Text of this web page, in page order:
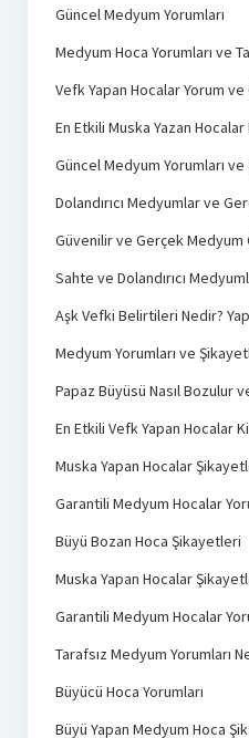
Güncel Medyum Yorumları
Medyum Hoca Yorumları ve
Vefk Yapan Hocalar Yorum
En Etkili Muska Yazan Hocalar
Güncel Medyum Yorumları
Dolandırıcı Medyumlar ve
Güvenilir ve Gerçek Medyum
Sahte ve Dolandırıcı
Aşk Vefki Belirtileri Nedir?
Medyum Yorumları ve
Papaz Büyüsü Nasıl Bozulur
En Etkili Vefk Yapan Hocalar
Muska Yapan Hocalar
Garantili Medyum Hocalar
Büyü Bozan Hoca Şikayetleri
Muska Yapan Hocalar
Garantili Medyum Hocalar
Tarafsız Medyum Yorumları
Büyücü Hoca Yorumları
Büyü Yapan Medyum Hoca